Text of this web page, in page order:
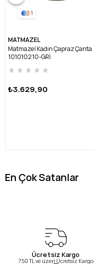
1
MATMAZEL
Matmazel Kadın Çapraz Çanta
101010210-GRİ
★ ★ ★ ★ ★
₺3.629,90
En Çok Satanlar
Ücretsiz Kargo
750 TL ve üzeri Ücretsiz Kargo